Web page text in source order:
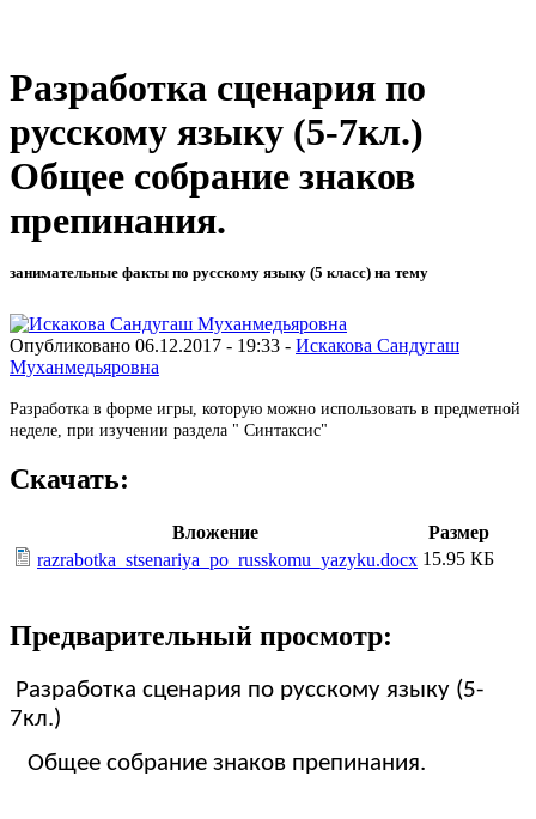
Разработка сценария по
русскому языку (5-7кл.)
Общее собрание знаков
препинания.
занимательные факты по русскому языку (5 класс) на тему
Опубликовано 06.12.2017 - 19:33 - Искакова Сандугаш
Муханмедьяровна
Разработка в форме игры, которую можно использовать в предметной
неделе, при изучении раздела " Синтаксис"
Скачать:
Вложение
Размер
razrabotka_stsenariya_po_russkomu_yazyku.docx 15.95 КБ
Предварительный просмотр:
Разработка сценария по русскому языку (5-
7кл.)
Общее собрание знаков препинания.